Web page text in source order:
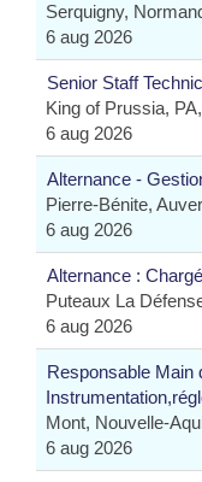
Serquigny,
6 aug 2026
Senior Staff
King of Prussia,
6 aug 2026
Alternance -
Pierre-Bénite,
6 aug 2026
Alternance :
Puteaux La
6 aug 2026
Responsable Main
Mont, Nouvelle-
6 aug 2026